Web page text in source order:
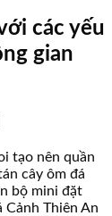
các yếu
gian
tạo nên quần
cây ôm đá
bộ mini đặt
Thiên An